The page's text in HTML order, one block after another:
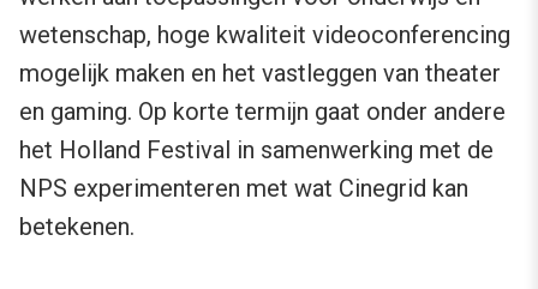
wetenschap, hoge kwaliteit videoconferencing
mogelijk maken en het vastleggen van theater
en gaming. Op korte termijn gaat onder andere
het Holland Festival in samenwerking met de
NPS experimenteren met wat Cinegrid kan
betekenen.